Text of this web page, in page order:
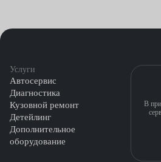
Услуги
Автосервис
Диагностика
Кузовной ремонт
Детейлинг
Дополнительное
оборудование
В